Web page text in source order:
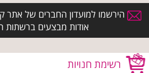
הירשמו למועדון החברים של אתר
אודות מבצעים ברשתות
רשימת חנויות